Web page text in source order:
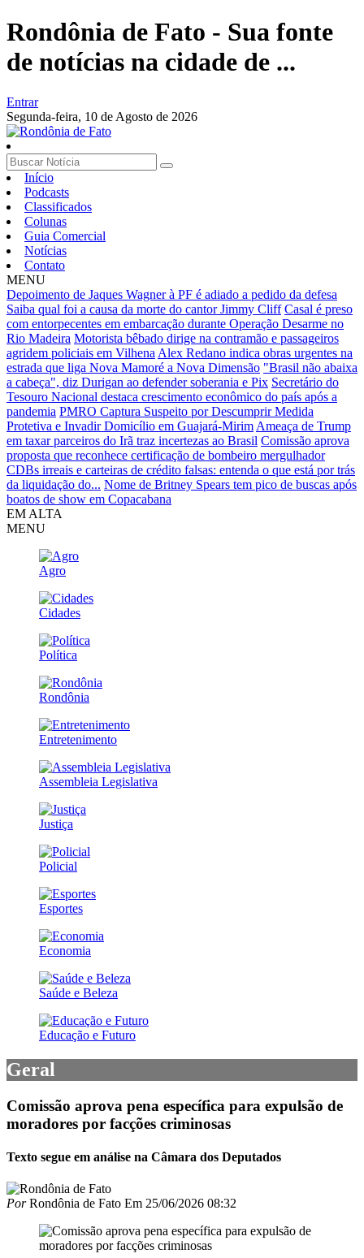
Rondônia de Fato - Sua fonte
de notícias na cidade de ...
Entrar
Segunda-feira, 10 de Agosto de 2026
Início
Podcasts
Classificados
Colunas
Guia Comercial
Notícias
Contato
MENU
Depoimento de Jaques Wagner à PF é adiado a pedido da defesa
Saiba qual foi a causa da morte do cantor Jimmy Cliff Casal é preso
com entorpecentes em embarcação durante Operação Desarme no
Rio Madeira Motorista bêbado dirige na contramão e passageiros
agridem policiais em Vilhena Alex Redano indica obras urgentes na
estrada que liga Nova Mamoré a Nova Dimensão "Brasil não abaixa
a cabeça", diz Durigan ao defender soberania e Pix Secretário do
Tesouro Nacional destaca crescimento econômico do país após a
pandemia PMRO Captura Suspeito por Descumprir Medida
Protetiva e Invadir Domicílio em Guajará-Mirim Ameaça de Trump
em taxar parceiros do Irã traz incertezas ao Brasil Comissão aprova
proposta que reconhece certificação de bombeiro mergulhador
CDBs irreais e carteiras de crédito falsas: entenda o que está por trás
da liquidação do... Nome de Britney Spears tem pico de buscas após
boatos de show em Copacabana
EM ALTA
MENU
Agro
Cidades
Política
Rondônia
Entretenimento
Assembleia Legislativa
Justiça
Policial
Esportes
Economia
Saúde e Beleza
Educação e Futuro
Geral
Comissão aprova pena específica para expulsão de
moradores por facções criminosas
Texto segue em análise na Câmara dos Deputados
PorRondônia de Fato Em 25/06/2026 08:32